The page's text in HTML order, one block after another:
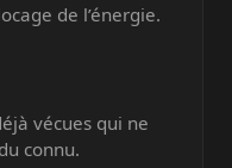
de l’énergie.
vécues qui ne
connu.